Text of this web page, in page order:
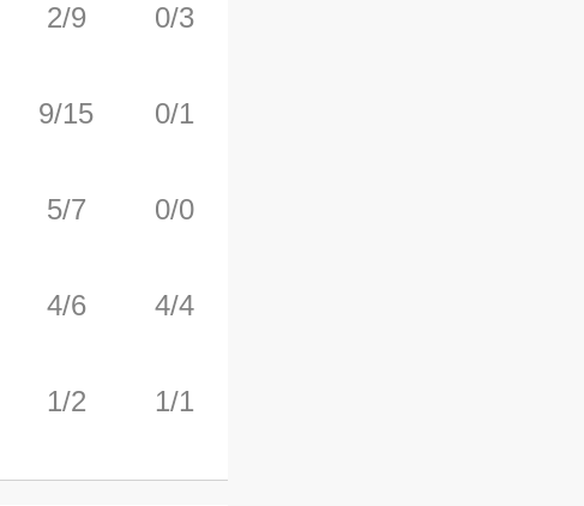
2/9
9/15
5/7
4/6
1/2
0/3
0/1
0/0
4/4
1/1